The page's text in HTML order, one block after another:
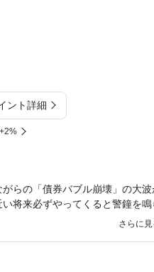
ント詳細
らの「債券バブル崩壊」の大
将来必ずやってくると警鐘を
策を提唱する氏は、こう警告し
家予算が組めなくなること。